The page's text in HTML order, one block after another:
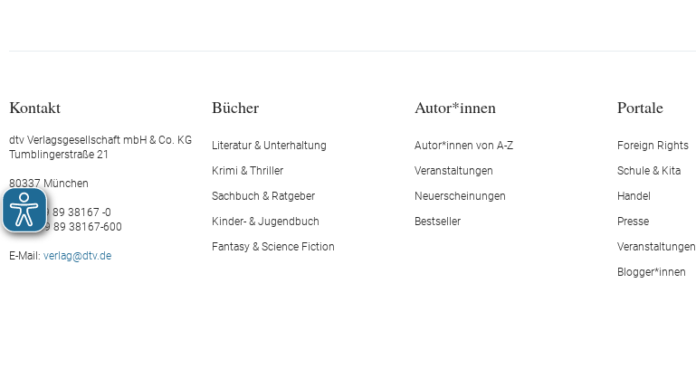
Kontakt
dtv Verlagsgesellschaft mbH & Co. KG
Tumblingerstraße 21
80337 München
Tel.: +49 89 38167 -0
Fax: +49 89 38167-600
E-Mail: verlag@dtv.de
Bücher
Literatur & Unterhaltung
Krimi & Thriller
Sachbuch & Ratgeber
Kinder- & Jugendbuch
Fantasy & Science Fiction
Autor*innen
Autor*innen von A-Z
Veranstaltungen
Neuerscheinungen
Bestseller
Portale
Foreign Rights
Schule & Kita
Handel
Presse
Veranstaltungen
Blogger*innen